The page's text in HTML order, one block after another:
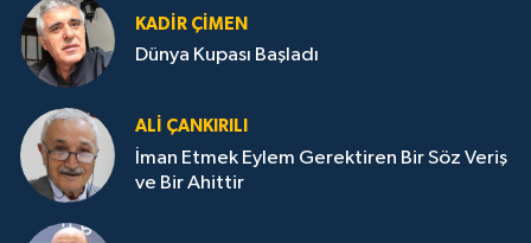
KADIR ÇIMEN
Dünya Kupası Başladı
ALI ÇANKIRILI
İman Etmek Eylem Gerektiren Bir Söz Veriş
ve Bir Ahittir